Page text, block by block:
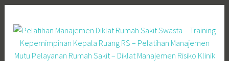
Skip
content